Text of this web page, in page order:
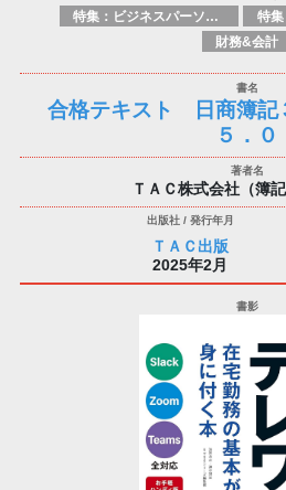
特集：ビジネスパーソン必携の一冊 特
財務&会計
合格テキスト 日商簿
５．０
ＴＡＣ株式会社（簿記
ＴＡＣ出版
2025年2月